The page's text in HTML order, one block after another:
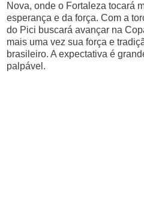
Nova, onde o Fortaleza tocará
esperança e da força. Com a
do Pici buscará avançar na
mais uma vez sua força e
brasileiro. A expectativa é
palpável.